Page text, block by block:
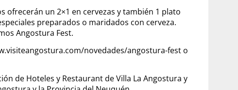
un 2×1 en cervezas y también 1 plato
preparados o maridados con cerveza.
Angostura Fest.
novedades/angostura-fest o
de Hoteles y Restaurant de Villa La Angostura y